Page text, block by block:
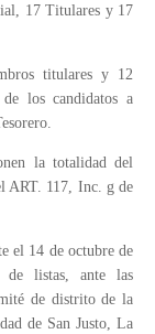
17 Titulares y 17
titulares y 12
de los candidatos a
la totalidad del
ART. 117, Inc. g de
el 14 de octubre de
de listas, ante las
de distrito de la
de San Justo, La